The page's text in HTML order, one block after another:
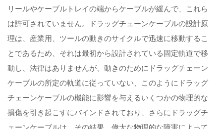
リールやケーブルトレイの端からケーブルが緩んで、これら
は許可されていません。ドラッグチェーンケーブルの設計原
理は、産業用、ツールの動きのサイクルで迅速に移動するこ
とであるため、それは最初から設計されている固定軌道で移
動し、法律はありませんが、動きのためにドラッグチェーン
ケーブルの所定の軌道に従っていない、このようにドラッグ
チェーンケーブルの機能に影響を与えるいくつかの物理的な
損傷を引き起こすにバインドされており、さらにドラッグチ